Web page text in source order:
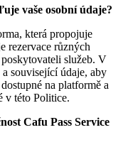
vaše osobní údaje?
která propojuje
rezervace různých
služeb. V
související údaje, aby
na platformě a
v této Politice.
Cafu Pass Service